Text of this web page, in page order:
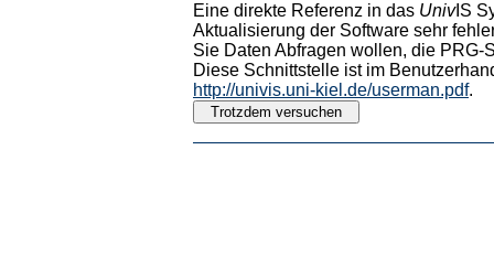
Eine direkte Referenz in das UnivIS
Aktualisierung der Software sehr
Sie Daten Abfragen wollen, die PRG-
Diese Schnittstelle ist im
http://univis.uni-kiel.de/userman.pdf.